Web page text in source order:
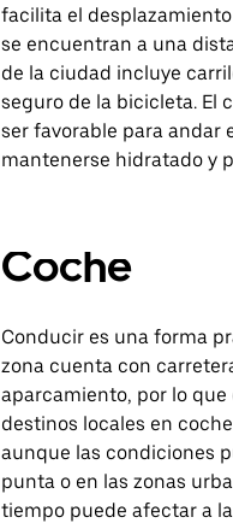
facilita el
se encuentran a una
de la ciudad incluye
seguro de la bicicleta. El
ser favorable para andar
mantenerse hidratado y
Coche
Conducir es una forma
zona cuenta con
aparcamiento, por lo
destinos locales en
aunque las condiciones
punta o en las zonas
tiempo puede afectar a